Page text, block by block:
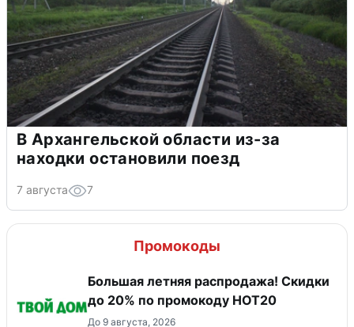
В Архангельской области из-за
находки остановили поезд
7 августа 7
Промокоды
Большая летняя распродажа! Скидки
до 20% по промокоду HOT20
До 9 августа, 2026